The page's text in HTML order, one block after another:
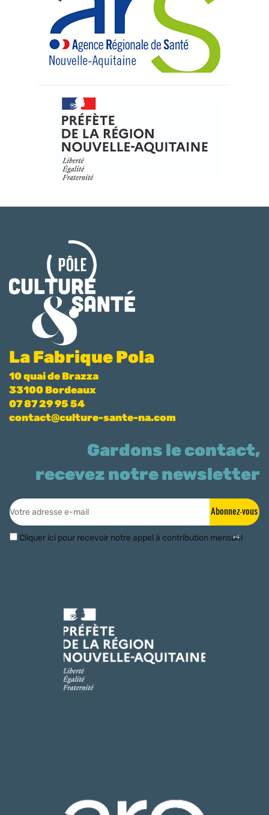
La Fabrique Pola
10 quai de Brazza
33100 Bordeaux
07 87 29 95 54
contact@culture-sante-na.com
Gardons le contact,
recevez notre newsletter
Abonnez-vous
Cliquer ici pour recevoir notre appel à contribution mensuel